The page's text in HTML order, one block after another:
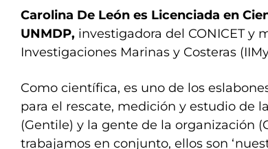
Carolina De León es Licenciada en
UNMDP, investigadora del CONICET y
Investigaciones Marinas y Costeras
Como científica, es uno de los
para el rescate, medición y estudio de
(Gentile) y la gente de la organización
trabajamos en conjunto, ellos son